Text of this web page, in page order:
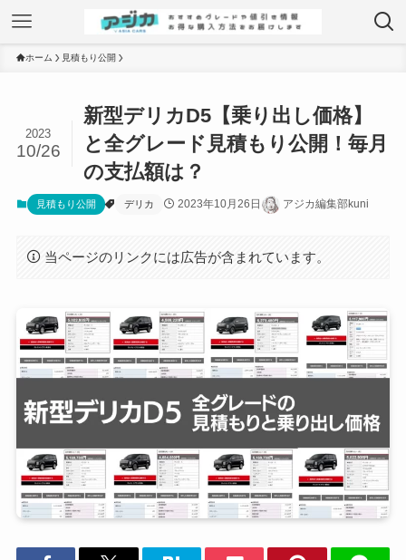
ホーム 見積もり公開
新型デリカD5【乗り出し価格】
と全グレード見積もり公開！毎月
の支払額は？
2023
10/26
見積もり公開 デリカ 2023年10月26日 アジカ編集部kuni
当ページのリンクには広告が含まれています。